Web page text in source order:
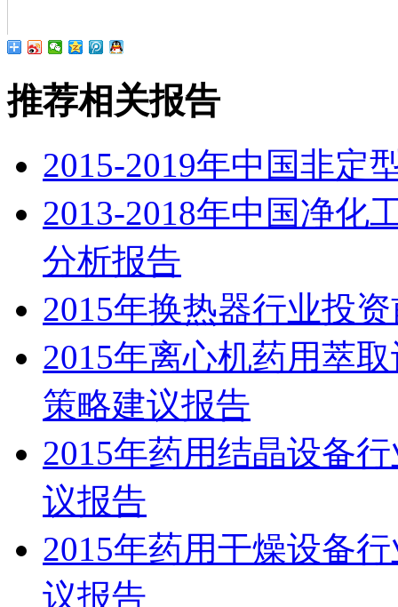
推荐相关报告
2015-2019年中国非定
2013-2018年中国净化
分析报告
2015年换热器行业投
2015年离心机药用萃
策略建议报告
2015年药用结晶设备
议报告
2015年药用干燥设备
议报告